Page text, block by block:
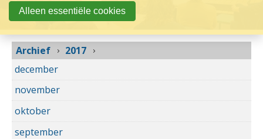
Archief
2017
december
november
oktober
september
Over UCK
Alleen essentiële cookies